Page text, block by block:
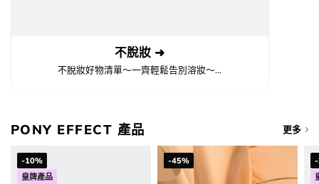
不脫妝 ➜
不脫妝好物清單～一齊輕鬆告別溶妝～...
PONY EFFECT 產品 更多
-10%
皇牌產品
-45%